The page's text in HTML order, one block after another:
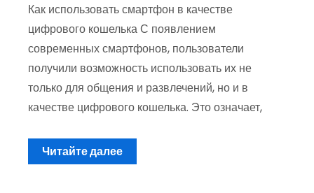
Как использовать смартфон в качестве
цифрового кошелька С появлением
современных смартфонов, пользователи
получили возможность использовать их не
только для общения и развлечений, но и в
качестве цифрового кошелька. Это означает,
Читайте далее